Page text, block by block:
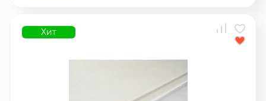
Хит